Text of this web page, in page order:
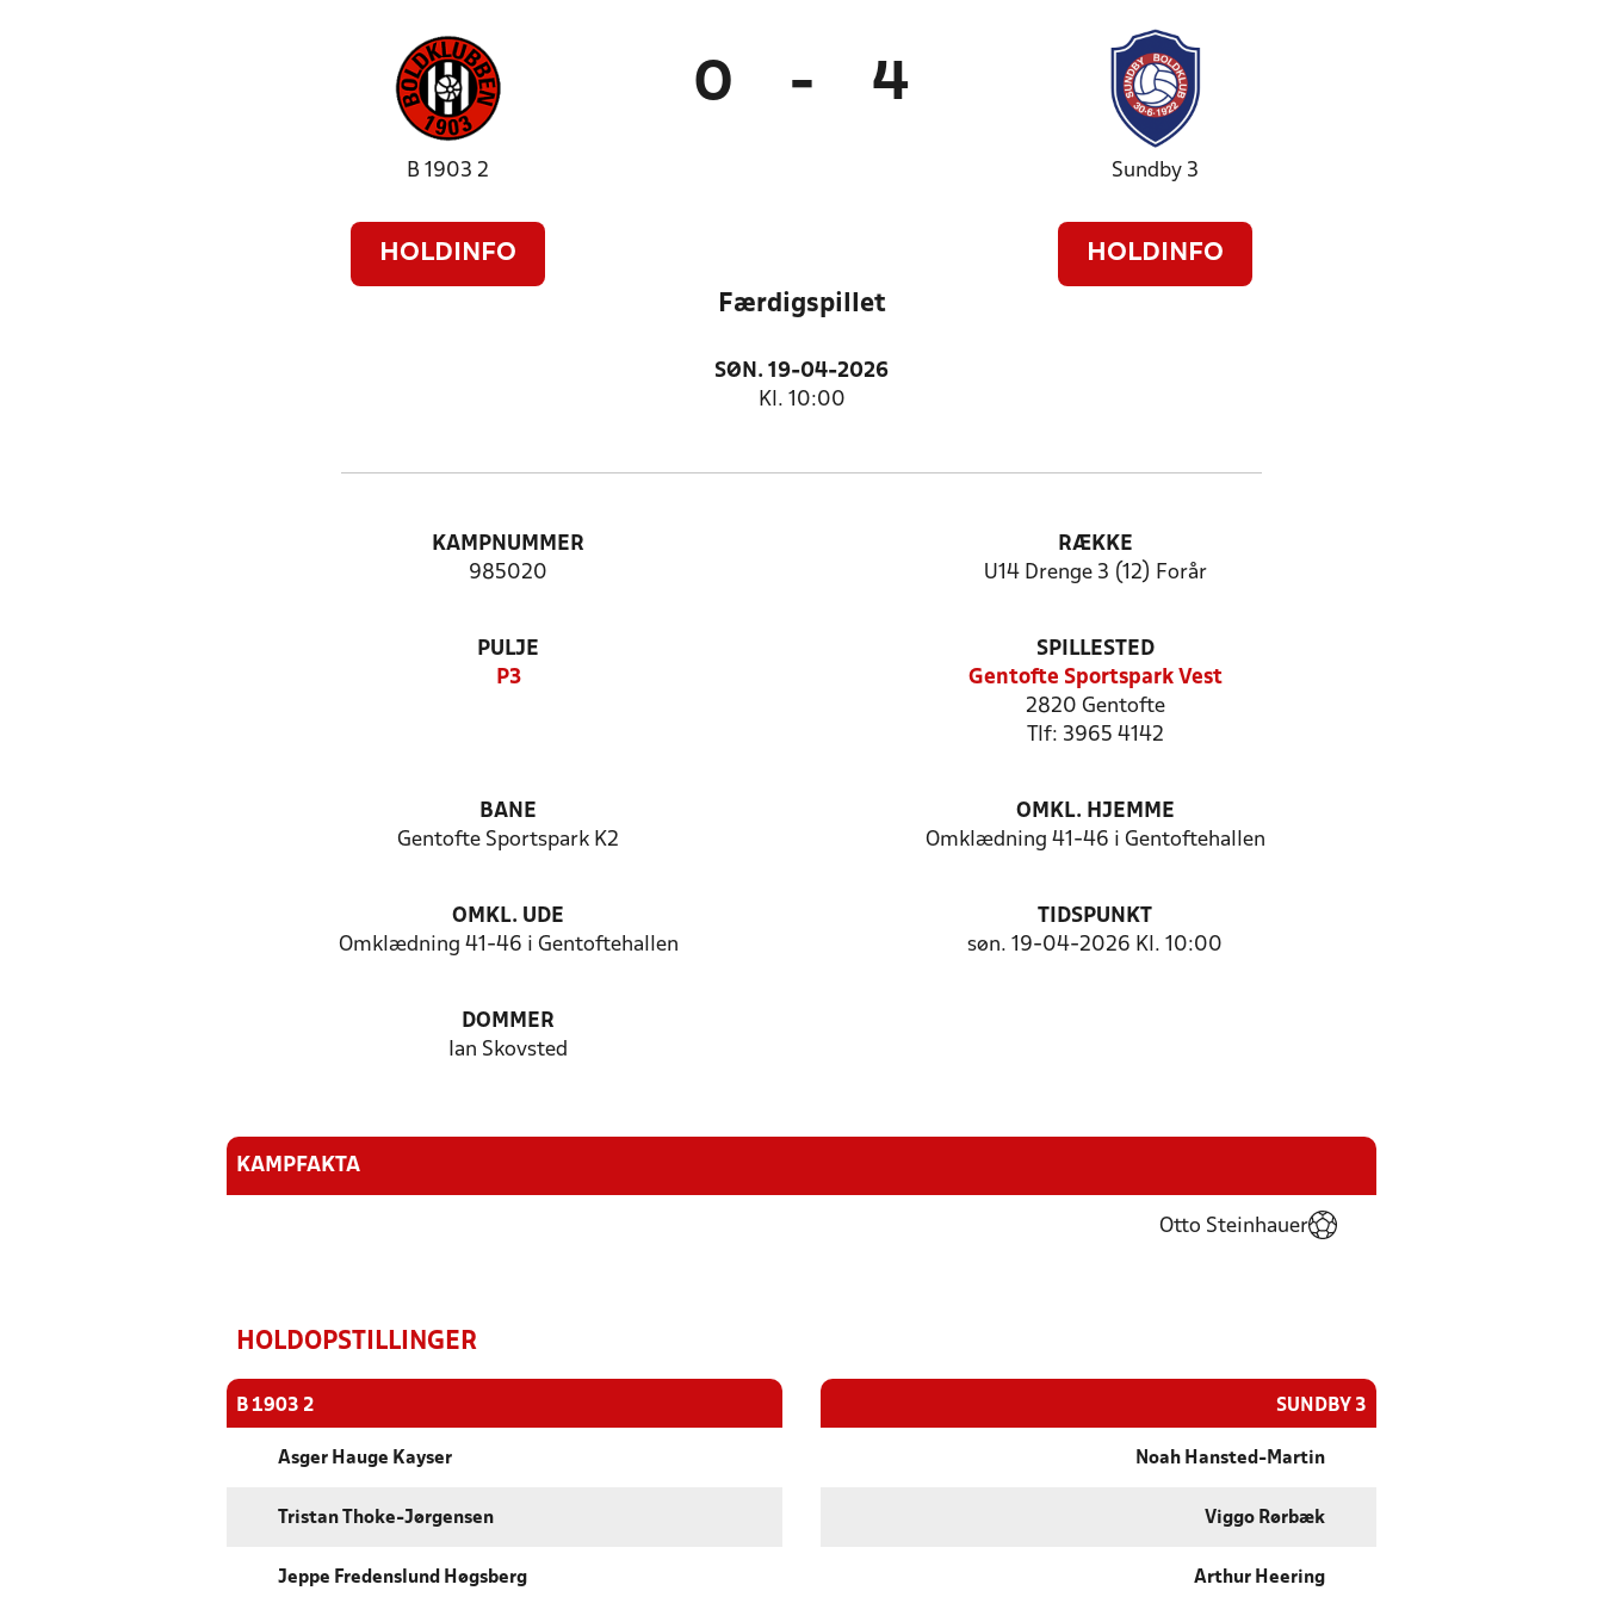
B 1903 2
HOLDINFO
0 - 4
Sundby 3
HOLDINFO
Færdigspillet
SØN. 19-04-2026
Kl. 10:00
KAMPNUMMER
985020
RÆKKE
U14 Drenge 3 (12) Forår
PULJE
P3
SPILLESTED
Gentofte Sportspark Vest
2820 Gentofte
Tlf: 3965 4142
BANE
Gentofte Sportspark K2
OMKL. HJEMME
Omklædning 41-46 i Gentoftehallen
OMKL. UDE
Omklædning 41-46 i Gentoftehallen
TIDSPUNKT
søn. 19-04-2026 Kl. 10:00
DOMMER
Ian Skovsted
KAMPFAKTA
Otto Steinhauer
HOLDOPSTILLINGER
B 1903 2
Asger Hauge Kayser
Tristan Thoke-Jørgensen
Jeppe Fredenslund Høgsberg
SUNDBY 3
Noah Hansted-Martin
Viggo Rørbæk
Arthur Heering